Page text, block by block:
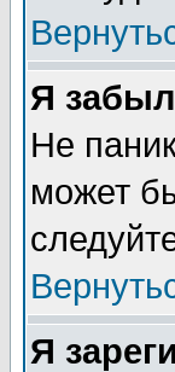
Я
Не
может
Я